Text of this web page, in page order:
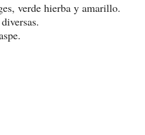
verde hierba y amarillo.